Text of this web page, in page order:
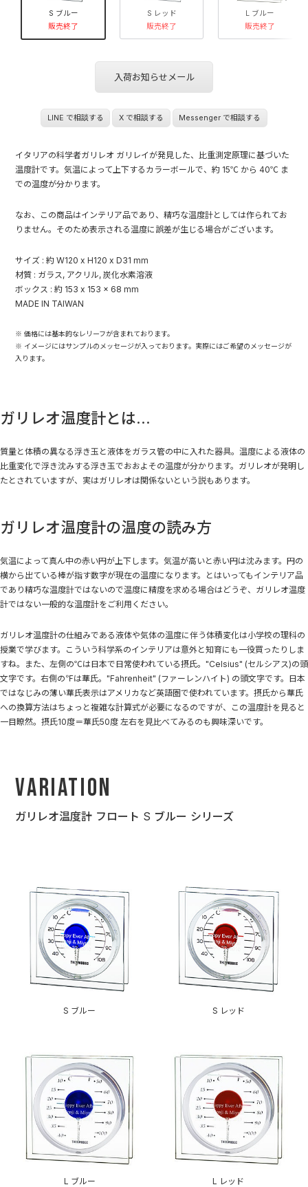
S ブルー
販売終了
S レッド
販売終了
L ブルー
販売終了
入荷お知らせメール
LINE で相談する X で相談する Messenger で相談する
イタリアの科学者ガリレオ ガリレイが発見した、比重測定原理に基づいた
温度計です。気温によって上下するカラーボールで、約 15℃ から 40℃ ま
での温度が分かります。
なお、この商品はインテリア品であり、精巧な温度計としては作られてお
りません。そのため表示される温度に誤差が生じる場合がございます。
サイズ : 約 W120 x H120 x D31 mm
材質 : ガラス, アクリル, 炭化水素溶液
ボックス : 約 153 x 153 x 68 mm
MADE IN TAIWAN
※ 価格には基本的なレリーフが含まれております。
※ イメージにはサンプルのメッセージが入っております。実際にはご希望のメッセージが
入ります。
ガリレオ温度計とは...
質量と体積の異なる浮き玉と液体をガラス管の中に入れた器具。温度による液体の
比重変化で浮き沈みする浮き玉でおおよその温度が分かります。ガリレオが発明し
たとされていますが、実はガリレオは関係ないという説もあります。
ガリレオ温度計の温度の読み方
気温によって真ん中の赤い円が上下します。気温が高いと赤い円は沈みます。円の
横から出ている棒が指す数字が現在の温度になります。とはいってもインテリア品
であり精巧な温度計ではないので温度に精度を求める場合はどうぞ、ガリレオ温度
計ではない一般的な温度計をご利用ください。
ガリレオ温度計の仕組みである液体や気体の温度に伴う体積変化は小学校の理科の
授業で学びます。こういう科学系のインテリアは意外と知育にも一役買ったりしま
すね。また、左側の℃は日本で日常使われている摂氏。"Celsius" (セルシアス)の頭
文字です。右側の℉は華氏。"Fahrenheit" (ファーレンハイト) の頭文字です。日本
ではなじみの薄い華氏表示はアメリカなど英語圏で使われています。摂氏から華氏
への換算方法はちょっと複雑な計算式が必要になるのですが、この温度計を見ると
一目瞭然。摂氏10度＝華氏50度 左右を見比べてみるのも興味深いです。
Variation
ガリレオ温度計 フロート S ブルー シリーズ
S ブルー S レッド
L ブルー L レッド